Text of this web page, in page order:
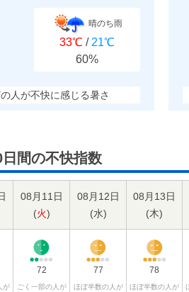
晴のち雨
33℃ / 21℃
60%
人が不快に感じる暑さ
間の不快指数
08月11日
(火)
08月12日
(水)
08月13日
(木)
が
72
ごく一部の人が
77
ほぼ半数の人が
78
ほぼ半数の人が